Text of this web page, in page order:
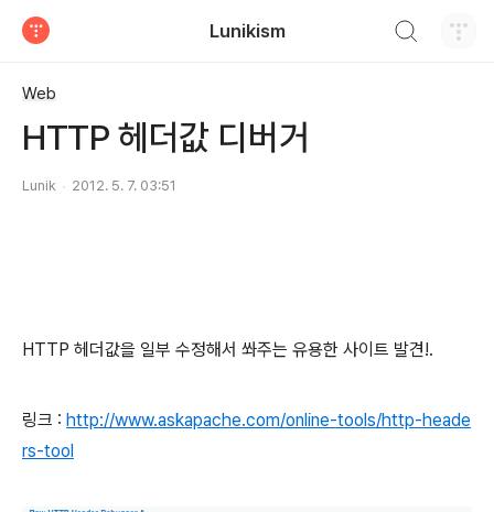
Lunikism
Web
HTTP 헤더값 디버거
Lunik 2012. 5. 7. 03:51
HTTP 헤더값을 일부 수정해서 쏴주는 유용한 사이트 발견!.
링크 : http://www.askapache.com/online-tools/http-heade
rs-tool